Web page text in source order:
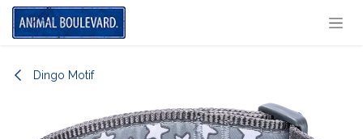
Overslaan naar inhoud
Dingo Motif